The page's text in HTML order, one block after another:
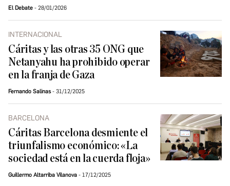
El Debate 28/01/2026
INTERNACIONAL
Cáritas y las otras 35 ONG que
Netanyahu ha prohibido operar
en la franja de Gaza
Fernando Salinas 31/12/2025
BARCELONA
Cáritas Barcelona desmiente el
triunfalismo económico: «La
sociedad está en la cuerda floja»
Guillermo Altarriba Vilanova 17/12/2025